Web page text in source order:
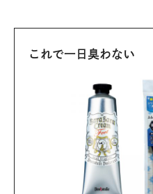
これで一日臭わない